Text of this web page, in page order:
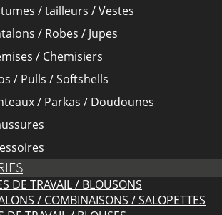
/ tailleurs / Vestes
/ Robes / Jupes
/ Chemisiers
/ Pulls / Softshells
/ Parkas / Doudounes
DE TRAVAIL / BLOUSONS
/ COMBINAISONS / SALOPETTES